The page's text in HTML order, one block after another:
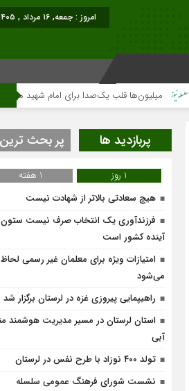
امروز : جمعه, ۱۶ مرداد , ۱۴۰۵
میلیون‌ها قلب یک‌صدا برای امام شهید می‌تپد
پربازدید ها پر بحث
1 روز
1 هفته
هیچ سعادتی بالاتر از شهادت نیست
فرزندآوری یک انتخاب صرف نیست ستون
آینده کشور است
امتیازات ویژه برای معلمان غیر رسمی لحاظ
می‌شود
راهیپمایی پیروزی غزه در لرستان برگزار شد
استان لرستان در مسیر مدیریت هوشمند
آبی
تولد ۴۰۰ نوزاد با طرح نفس در لرستان
نشست شورای فرهنگ عمومی سلسله